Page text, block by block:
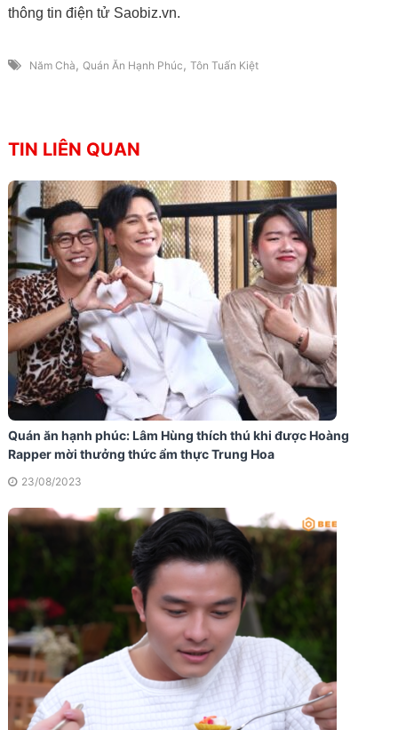
thông tin điện tử Saobiz.vn.
Năm Chà , Quán Ăn Hạnh Phúc , Tôn Tuấn Kiệt
TIN LIÊN QUAN
Quán ăn hạnh phúc: Lâm Hùng thích thú khi được Hoàng
Rapper mời thưởng thức ẩm thực Trung Hoa
23/08/2023